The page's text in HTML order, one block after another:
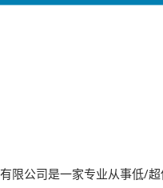
限公司是一家专业从事低/